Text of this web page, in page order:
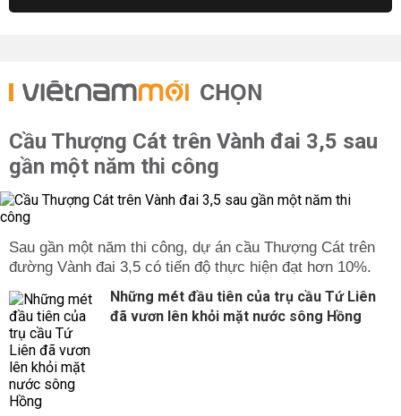
CHỌN
Cầu Thượng Cát trên Vành đai 3,5 sau
gần một năm thi công
Sau gần một năm thi công, dự án cầu Thượng Cát trên
đường Vành đai 3,5 có tiến độ thực hiện đạt hơn 10%.
Những mét đầu tiên của trụ cầu Tứ Liên
đã vươn lên khỏi mặt nước sông Hồng